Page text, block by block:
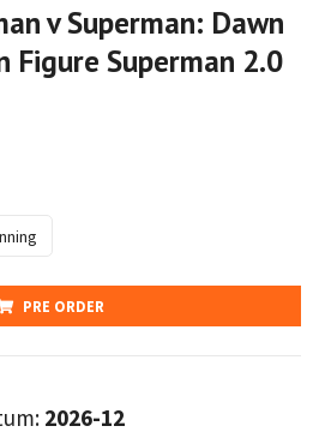
v Superman: Dawn
Figure Superman 2.0
PRE ORDER
2026-12